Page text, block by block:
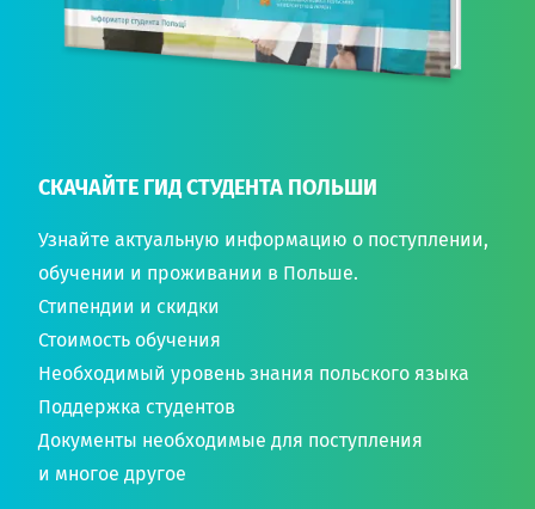
СКАЧАЙТЕ ГИД СТУДЕНТА ПОЛЬШИ
Узнайте актуальную информацию о поступлении,
обучении и проживании в Польше.
Стипендии и скидки
Стоимость обучения
Необходимый уровень знания польского языка
Поддержка студентов
Документы необходимые для поступления
и многое другое